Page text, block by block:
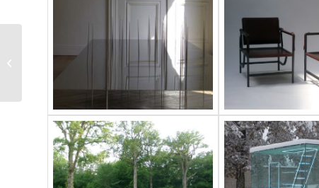
BERTRAND LACOURT